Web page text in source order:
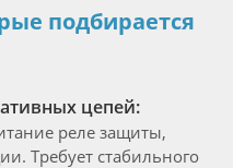
подбирается
цепей:
реле защиты,
Требует стабильного